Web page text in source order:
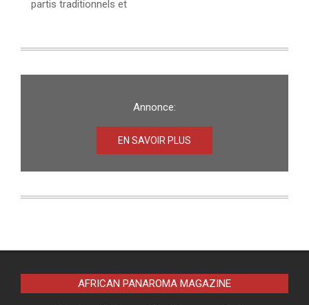
partis traditionnels et
Annonce:
EN SAVOIR PLUS
AFRICAN PANAROMA MAGAZINE